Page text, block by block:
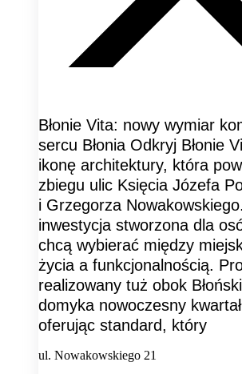
Błonie Vita: nowy wymiar
sercu Błonia Odkryj Błonie
ikonę architektury, która
zbiegu ulic Księcia Józefa
i Grzegorza
inwestycja stworzona dla
chcą wybierać między
życia a funkcjonalnością.
realizowany tuż obok
domyka nowoczesny
oferując standard, który
ul. Nowakowskiego 21